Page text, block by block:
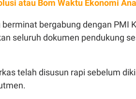
atau Bom Waktu Ekonomi
bergabung dengan PMI
seluruh dokumen pendukung
telah disusun rapi sebelum